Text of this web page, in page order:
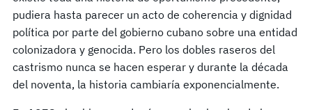
pudiera hasta parecer un acto de coherencia y dignidad
política por parte del gobierno cubano sobre una entidad
colonizadora y genocida. Pero los dobles raseros del
castrismo nunca se hacen esperar y durante la década
del noventa, la historia cambiaría exponencialmente.